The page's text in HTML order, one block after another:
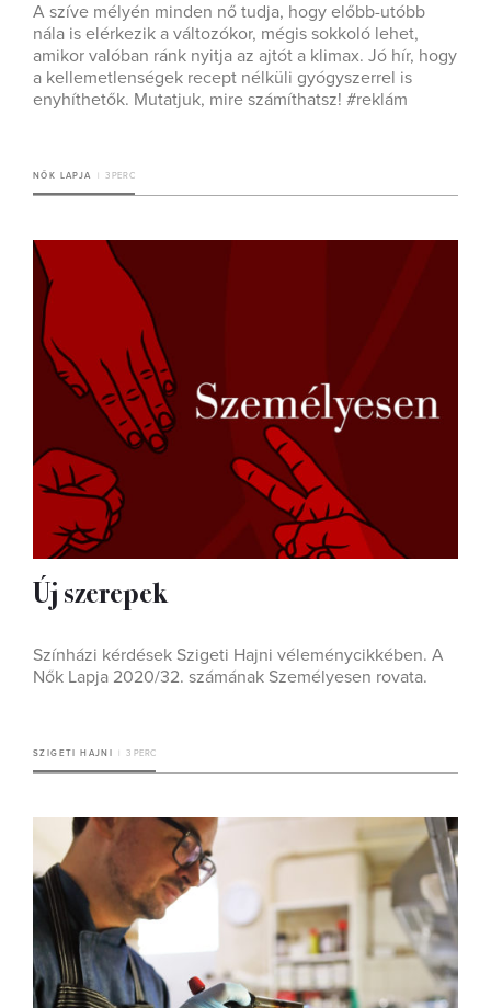
A szíve mélyén minden nő tudja, hogy előbb-utóbb
nála is elérkezik a változókor, mégis sokkoló lehet,
amikor valóban ránk nyitja az ajtót a klimax. Jó hír, hogy
a kellemetlenségek recept nélküli gyógyszerrel is
enyhíthetők. Mutatjuk, mire számíthatsz! #reklám
NŐK LAPJA 3 PERC
Új szerepek
Színházi kérdések Szigeti Hajni véleménycikkében. A
Nők Lapja 2020/32. számának Személyesen rovata.
SZIGETI HAJNI 3 PERC